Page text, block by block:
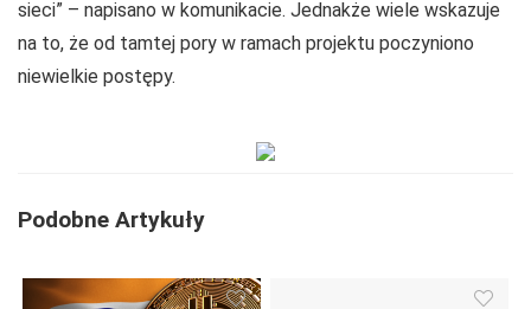
sieci” – napisano w komunikacie. Jednakże wiele wskazuje
na to, że od tamtej pory w ramach projektu poczyniono
niewielkie postępy.
Podobne Artykuły